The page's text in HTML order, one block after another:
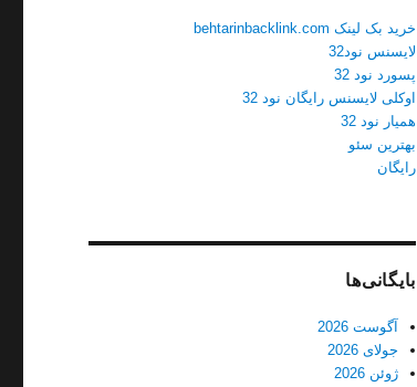
خرید بک لینک behtarinbacklink.com
لایسنس نود32
پسورد نود 32
اوکلی لایسنس رایگان نود 32
همیار نود 32
بهترین سئو
رایگان
بایگانی‌ها
آگوست 2026
جولای 2026
ژوئن 2026